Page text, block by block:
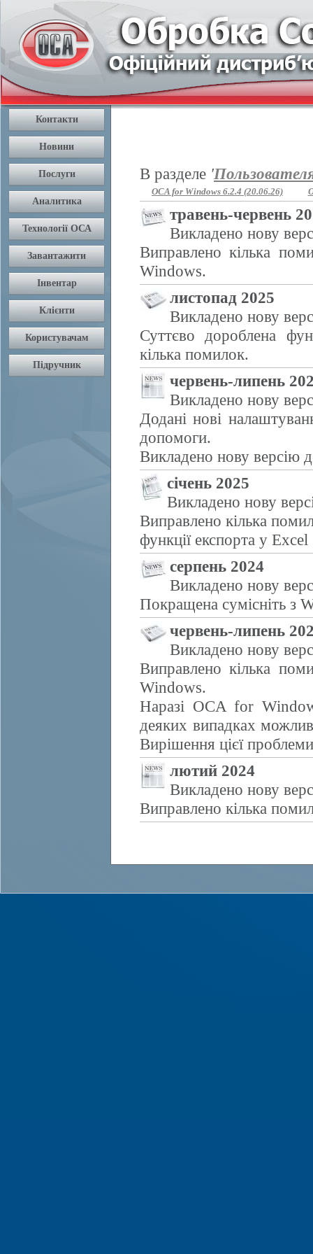
В разделе '
OCA for Windows 6.2.4 (20.06.26)
травень-червень
Викладено нову
Виправлено кілька
Windows.
листопад 2025
Викладено нову
Суттєво дороблена
кілька помилок.
червень-липень
Викладено нову
Додані нові
допомоги.
Викладено нову версію
січень 2025
Викладено нову
Виправлено кілька
функції експорта у Excel
серпень 2024
Викладено нову
Покращена сумісніть з
червень-липень
Викладено нову
Виправлено кілька
Windows.
Наразі OCA for
деяких випадках
Вирішення цієї
лютий 2024
Викладено нову
Виправлено кілька